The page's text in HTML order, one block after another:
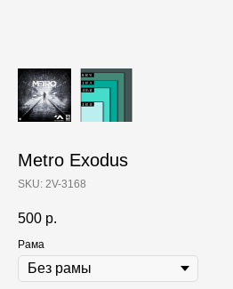
Metro Exodus
SKU: 2V-3168
500 р.
Рама